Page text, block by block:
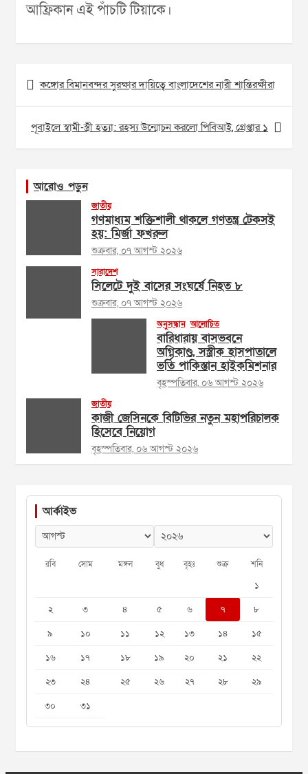
আফ্রিকান এই পাঁচটি টিয়াকে।
Post
navigation
কঙ্গোর বিমানবন্দর সুরক্ষার দায়িত্বে বাংলাদেশের নারী শান্তিরক্ষীরা
পূবাইলে স্বামী-স্ত্রী হত্যা: রহস্য উন্মোচন করলো পিবিআই, গ্রেপ্তার ১
আরোও পড়ুন
জাতীয়
গণমাধ্যম শক্তিশালী থাকলে গণতন্ত্র টেকসই
হয়: মির্জা ফখরুল
শুক্রবার, ০৭ আগস্ট ২০২৬
সারাদেশ
সিলেটে দুই বাসের সংঘর্ষে নিহত ৮
শুক্রবার, ০৭ আগস্ট ২০২৬
অনুসন্ধান আলোচিত
বারিধারায় বাসভবনে
অগ্নিকাণ্ড, সস্ত্রীক হাসপাতালে
ভর্তি পাকিস্তান হাইকমিশনার
বৃহস্পতিবার, ০৬ আগস্ট ২০২৬
জাতীয়
কাজী জেসিনকে বিটিভির নতুন মহাপরিচালক
হিসেবে নিয়োগ
বৃহস্পতিবার, ০৬ আগস্ট ২০২৬
আর্কাইভ
রবি সোম মঙ্গল বুধ বৃহঃ শুক্র শনি
১
২
৩ ৪ ৫ ৬ ৭
৮
৯
১০ ১১ ১২ ১৩ ১৪
১৫
১৬
১৭ ১৮ ১৯ ২০ ২১
২২
২৩
২৪ ২৫ ২৬ ২৭ ২৮
২৯
৩০
৩১